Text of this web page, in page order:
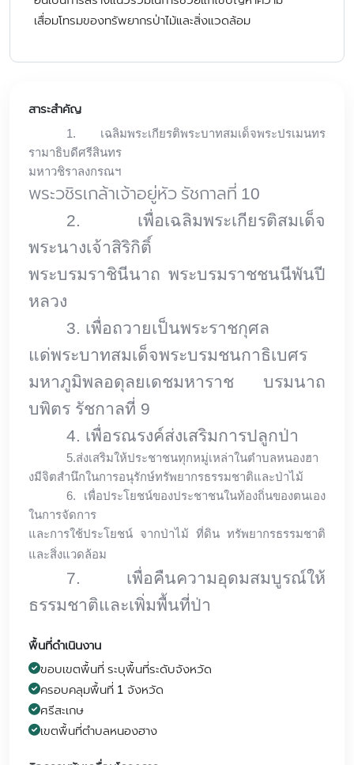
เสื่อมโทรมของทรัพยากรป่าไม้และสิ่งแวดล้อม
สาระสำคัญ
1. เฉลิมพระเกียรติพระบาทสมเด็จพระปรเมนทร
รามาธิบดีศรีสินทร
มหาวชิราลงกรณฯ
พระวชิรเกล้าเจ้าอยู่หัว รัชกาลที่ 10
2. เพื่อเฉลิมพระเกียรติสมเด็จ
พระนางเจ้าสิริกิติ์
พระบรมราชินีนาถ พระบรมราชชนนีพันปี
หลวง
3. เพื่อถวายเป็นพระราชกุศล
แด่พระบาทสมเด็จพระบรมชนกาธิเบศร
มหาภูมิพลอดุลยเดชมหาราช บรมนาถ
บพิตร รัชกาลที่ 9
4. เพื่อรณรงค์ส่งเสริมการปลูกป่า
5.ส่งเสริมให้ประชาชนทุกหมู่เหล่าในตำบลหนองฮา
งมีจิตสำนึกในการอนุรักษ์ทรัพยากรธรรมชาติและป่าไม้
6. เพื่อประโยชน์ของประชาชนในท้องถิ่นของตนเอง
ในการจัดการ
และการใช้ประโยชน์ จากป่าไม้ ที่ดิน ทรัพยากรธรรมชาติ
และสิ่งแวดล้อม
7. เพื่อคืนความอุดมสมบูรณ์ให้
ธรรมชาติและเพิ่มพื้นที่ป่า
พื้นที่ดำเนินงาน
ขอบเขตพื้นที่ ระบุพื้นที่ระดับจังหวัด
ครอบคลุมพื้นที่ 1 จังหวัด
ศรีสะเกษ
เขตพื้นที่ตำบลหนองฮาง